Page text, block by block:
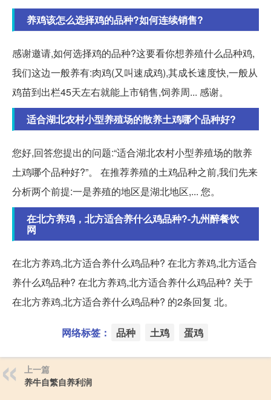
养鸡该怎么选择鸡的品种?如何连续销售?
感谢邀请,如何选择鸡的品种?这要看你想养殖什么品种鸡,
我们这边一般养有:肉鸡(又叫速成鸡),其成长速度快,一般从
鸡苗到出栏45天左右就能上市销售,饲养周... 感谢。
适合湖北农村小型养殖场的散养土鸡哪个品种好?
您好,回答您提出的问题:“适合湖北农村小型养殖场的散养
土鸡哪个品种好?”。 在推荐养殖的土鸡品种之前,我们先来
分析两个前提:一是养殖的地区是湖北地区,... 您。
在北方养鸡，北方适合养什么鸡品种?-九州醉餐饮
网
在北方养鸡,北方适合养什么鸡品种? 在北方养鸡,北方适合
养什么鸡品种? 在北方养鸡,北方适合养什么鸡品种? 关于
在北方养鸡,北方适合养什么鸡品种? 的2条回复 北。
网络标签： 品种 土鸡 蛋鸡
上一篇
养牛自繁自养利润